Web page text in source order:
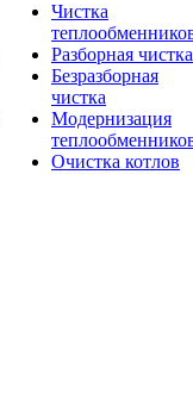
Чистка
Разборная чистка
Безразборная
чистка
Модернизация
Очистка котлов